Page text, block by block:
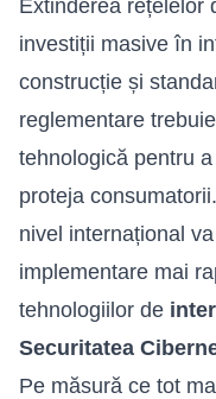
Extinderea rețelelor
investiții masive în
construcție și
reglementare
tehnologică pentru
proteja
nivel internațional
implementare mai
tehnologiilor de
Securitatea
Pe măsură ce tot